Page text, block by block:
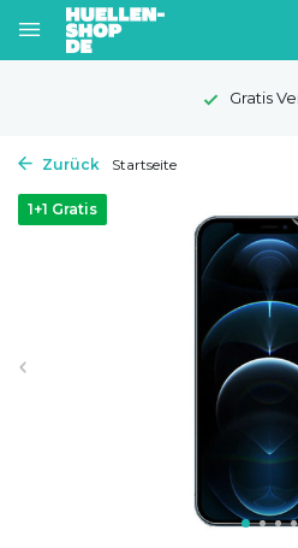
Gratis
Zurück Startseite
1+1 Gratis